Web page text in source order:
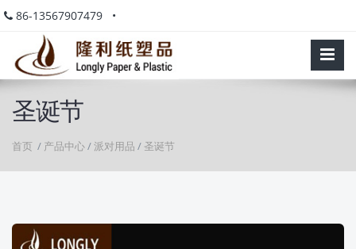
86-13567907479 •
圣诞节
首页 / 产品中心/派对用品 / 圣诞节